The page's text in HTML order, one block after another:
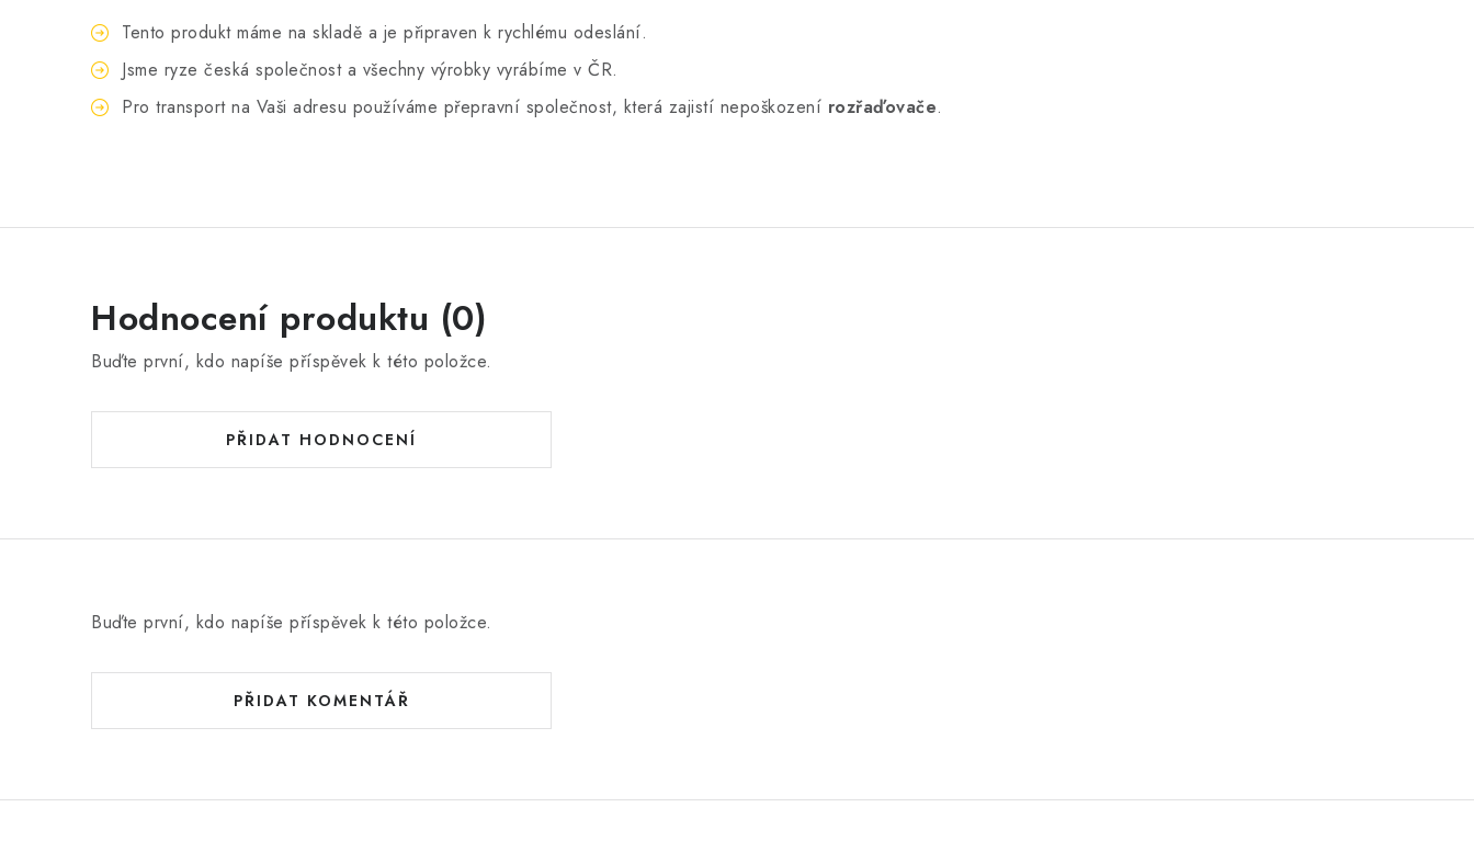
Tento produkt máme na skladě a je připraven k rychlému odeslání.
Jsme ryze česká společnost a všechny výrobky vyrábíme v ČR.
Pro transport na Vaši adresu používáme přepravní společnost, která zajistí nepoškození rozřaďovače.
Hodnocení produktu (0)
Buďte první, kdo napíše příspěvek k této položce.
PŘIDAT HODNOCENÍ
Buďte první, kdo napíše příspěvek k této položce.
PŘIDAT KOMENTÁŘ